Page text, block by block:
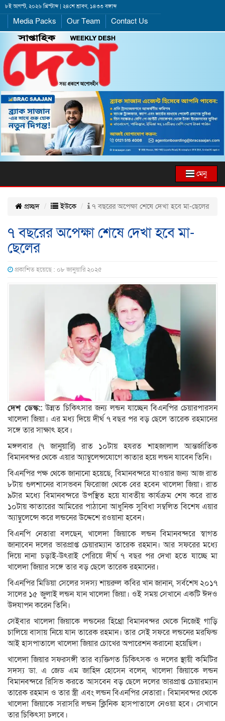
৮ই আগস্ট, ২০২৬ খ্রিস্টাব্দ | ২৪শে শ্রাবণ, ১৪৩৩ বঙ্গাব্দ
Media Packs Our Team Contact Us
মেনু
প্রচ্ছদ ইউকে ৭ বছরের অপেক্ষা শেষে দেখা হবে মা-ছেলের
৭ বছরের অপেক্ষা শেষে দেখা হবে মা-
ছেলের
প্রকাশিত হয়েছে : ০৮ জানুয়ারি ২০২৫
দেশ ডেস্ক:: উন্নত চিকিৎসার জন্য লন্ডন যাচ্ছেন বিএনপির চেয়ারপারসন
খালেদা জিয়া। এর মধ্য দিয়ে দীর্ঘ ৭ বছর পর বড় ছেলে তারেক রহমানের
সঙ্গে তার সাক্ষাৎ হবে।
মঙ্গলবার (৭ জানুয়ারি) রাত ১০টায় হযরত শাহজালাল আন্তর্জাতিক
বিমানবন্দর থেকে এয়ার অ্যাম্বুলেন্সযোগে কাতার হয়ে লন্ডন যাবেন তিনি।
বিএনপির পক্ষ থেকে জানানো হয়েছে, বিমানবন্দরে যাওয়ার জন্য আজ রাত
৮টায় গুলশানের বাসভবন ফিরোজা থেকে বের হবেন খালেদা জিয়া। রাত
৯টার মধ্যে বিমানবন্দরে উপস্থিত হয়ে যাবতীয় কার্যক্রম শেষ করে রাত
১০টায় কাতারের আমিরের পাঠানো আধুনিক সুবিধা সম্বলিত বিশেষ এয়ার
অ্যাম্বুলেন্সে করে লন্ডনের উদ্দেশে রওয়ানা হবেন।
বিএনপি নেতারা বলছেন, খালেদা জিয়াকে লন্ডন বিমানবন্দরে স্বাগত
জানাবেন দলের ভারপ্রাপ্ত চেয়ারম্যান তারেক রহমান। আর সফরের মধ্যে
দিয়ে নানা চড়াই-উৎরাই পেরিয়ে দীর্ঘ ৭ বছর পর দেখা হতে যাচ্ছে মা
খালেদা জিয়ার সঙ্গে তার বড় ছেলে তারেক রহমানের।
বিএনপির মিডিয়া সেলের সদস্য শায়রুল কবির খান জানান, সর্বশেষ ২০১৭
সালের ১৫ জুলাই লন্ডন যান খালেদা জিয়া। ওই সময় সেখানে একটি ঈদও
উদযাপন করেন তিনি।
সেইবার খালেদা জিয়াকে লন্ডনের হিথ্রো বিমানবন্দর থেকে নিজেই গাড়ি
চালিয়ে বাসায় নিয়ে যান তারেক রহমান। তার সেই সফরে লন্ডনের মরফিন্ড
আই হাসপাতালে খালেদা জিয়ার চোখের অপারেশন করানো হয়েছিল।
খালেদা জিয়ার সফরসঙ্গী তার ব্যক্তিগত চিকিৎসক ও দলের স্থায়ী কমিটির
সদস্য ডা. এ জেড এম জাহিদ হোসেন বলেন, খালেদা জিয়াকে লন্ডন
বিমানবন্দরে রিসিভ করতে আসবেন বড় ছেলে দলের ভারপ্রাপ্ত চেয়ারম্যান
তারেক রহমান ও তার স্ত্রী এবং লন্ডন বিএনপির নেতারা। বিমানবন্দর থেকে
খালেদা জিয়াকে সরাসরি লন্ডন ক্লিনিক হাসপাতালে নেওয়া হবে। সেখানে
তার চিকিৎসা চলবে।